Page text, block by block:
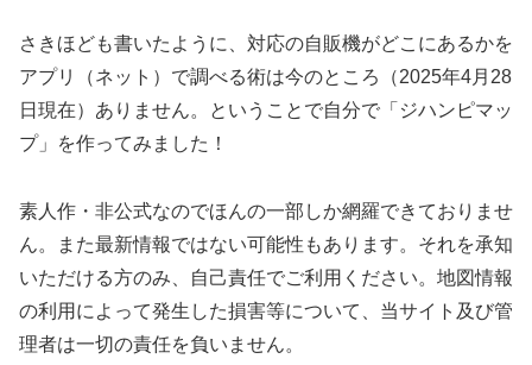
さきほども書いたように、対応の自販機がどこにあるかを
アプリ（ネット）で調べる術は今のところ（2025年4月28
日現在）ありません。ということで自分で「ジハンピマッ
プ」を作ってみました！
素人作・非公式なのでほんの一部しか網羅できておりませ
ん。また最新情報ではない可能性もあります。それを承知
いただける方のみ、自己責任でご利用ください。地図情報
の利用によって発生した損害等について、当サイト及び管
理者は一切の責任を負いません。